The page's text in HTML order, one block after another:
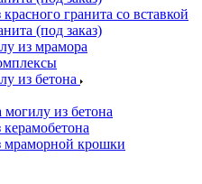
гранита со вставкой
(под заказ)
из мрамора
из бетона
из бетона
мраморной крошки